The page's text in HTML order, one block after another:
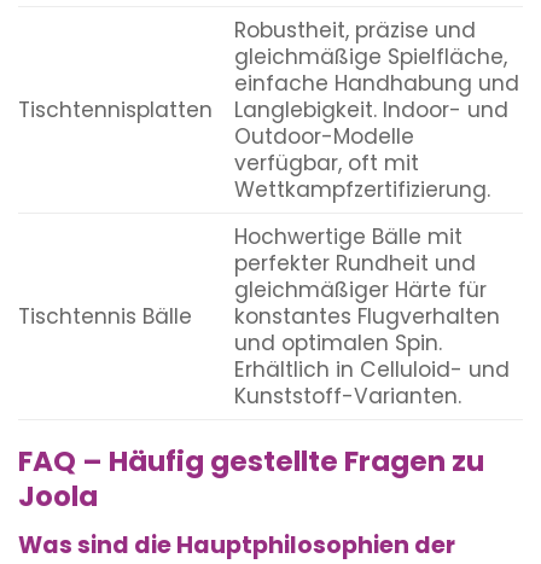
Tischtennisplatten
Robustheit, präzise und
gleichmäßige Spielfläche,
einfache Handhabung und
Langlebigkeit. Indoor- und
Outdoor-Modelle
verfügbar, oft mit
Wettkampfzertifizierung.
Tischtennis Bälle
Hochwertige Bälle mit
perfekter Rundheit und
gleichmäßiger Härte für
konstantes Flugverhalten
und optimalen Spin.
Erhältlich in Celluloid- und
Kunststoff-Varianten.
FAQ – Häufig gestellte Fragen zu
Joola
Was sind die Hauptphilosophien der